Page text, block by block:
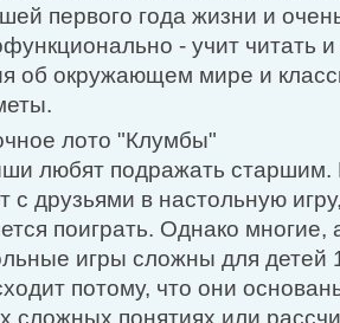
первого года жизни и
- учит читать и
об окружающем мире и
лото "Клумбы"
любят подражать старшим.
с друзьями в настольную
поиграть. Однако многие,
игры сложны для детей
потому, что они
сложных понятиях или